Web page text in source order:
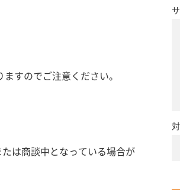
すのでご注意ください。
は商談中となっている場合が